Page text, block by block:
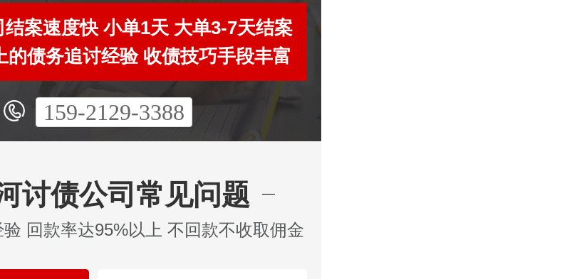
案速度快 小单1天 大单3-7天结案
的债务追讨经验 收债技巧手段丰富
159-2129-3388
讨债公司常见问题
回款率达95%以上 不回款不收取佣金